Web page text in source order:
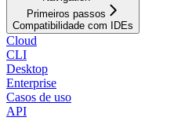
Primeiros passos
Compatibilidade com IDEs
Cloud
CLI
Desktop
Enterprise
Casos de uso
API